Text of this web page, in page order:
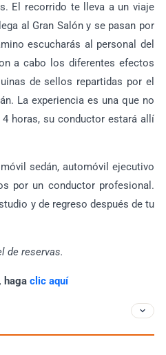
El recorrido te lleva a un viaje
al Gran Salón y se pasan por
escucharás al personal del
a cabo los diferentes efectos
de sellos repartidas por el
La experiencia es una que no
horas, su conductor estará allí
sedán, automóvil ejecutivo
por un conductor profesional.
y de regreso después de tu
de reservas.
haga clic aquí